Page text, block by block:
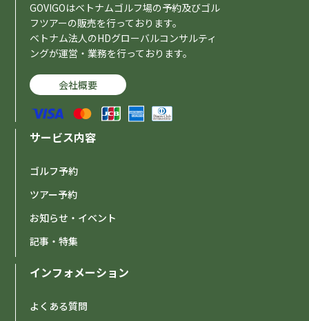
GOVIGOはベトナムゴルフ場の予約及びゴル
フツアーの販売を行っております。
ベトナム法人のHDグローバルコンサルティ
ングが運営・業務を行っております。
会社概要
サービス内容
ゴルフ予約
ツアー予約
お知らせ・イベント
記事・特集
インフォメーション
よくある質問